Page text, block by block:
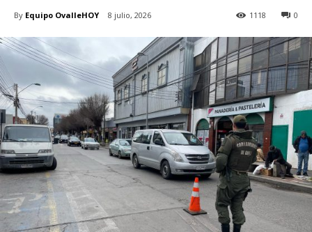
By Equipo OvalleHOY 8 julio, 2026 0
1118